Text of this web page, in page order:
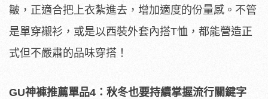
皺，正適合把上衣紮進去，增加適度的份量感。不管
是單穿襯衫，或是以西裝外套內搭T恤，都能營造正
式但不嚴肅的品味穿搭！
GU神褲推薦單品4 ：秋冬也要持續掌握流行關鍵字